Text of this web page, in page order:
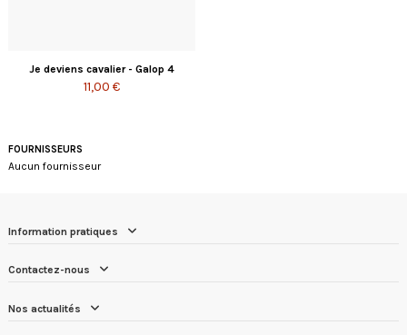
Je deviens cavalier - Galop 4
11,00 €
FOURNISSEURS
Aucun fournisseur
Information pratiques
Contactez-nous
Nos actualités